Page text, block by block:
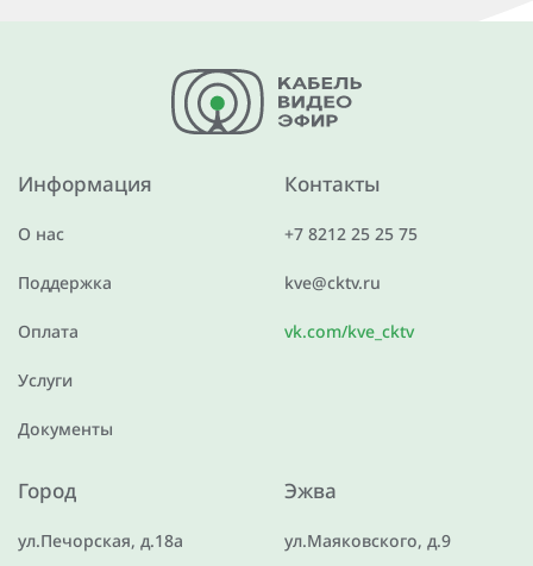
Информация
О нас
Поддержка
Оплата
Услуги
Документы
Контакты
+7 8212 25 25 75
kve@cktv.ru
vk.com/kve_cktv
Город
ул.Печорская, д.18а
Эжва
ул.Маяковского, д.9